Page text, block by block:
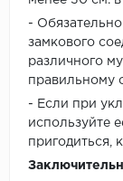
- Обязательно
замкового
различного
правильному
- Если при
используйте
пригодиться,